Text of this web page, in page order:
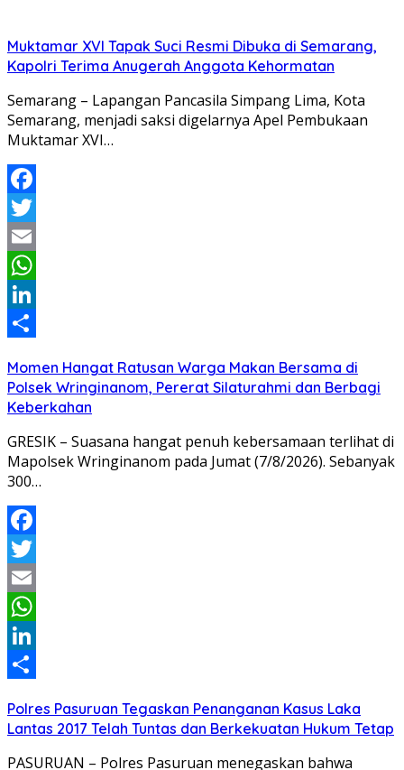
Muktamar XVI Tapak Suci Resmi Dibuka di Semarang,
Kapolri Terima Anugerah Anggota Kehormatan
Semarang – Lapangan Pancasila Simpang Lima, Kota
Semarang, menjadi saksi digelarnya Apel Pembukaan
Muktamar XVI…
Facebook
Twitter
Email
WhatsApp
LinkedIn
Momen Hangat Ratusan Warga Makan Bersama di
Polsek Wringinanom, Pererat Silaturahmi dan Berbagi
Keberkahan
GRESIK – Suasana hangat penuh kebersamaan terlihat di
Mapolsek Wringinanom pada Jumat (7/8/2026). Sebanyak
300…
Facebook
Twitter
Email
WhatsApp
LinkedIn
Polres Pasuruan Tegaskan Penanganan Kasus Laka
Lantas 2017 Telah Tuntas dan Berkekuatan Hukum Tetap
PASURUAN – Polres Pasuruan menegaskan bahwa